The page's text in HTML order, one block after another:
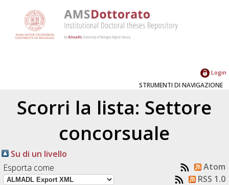
Login
STRUMENTI DI NAVIGAZIONE
Scorri la lista: Settore
concorsuale
Su di un livello
Esporta come
Atom
RSS 1.0